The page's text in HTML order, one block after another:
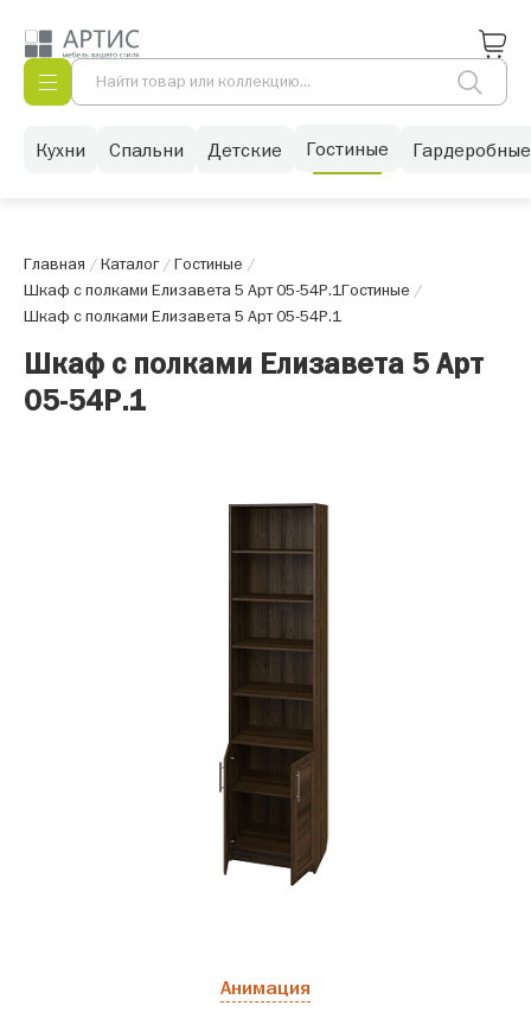
Кухни Спальни Детские Гостиные Гардеробные
Главная /Каталог/Гостиные /
Шкаф с полками Елизавета 5 Арт 05-54Р.1Гостиные /
Шкаф с полками Елизавета 5 Арт 05-54Р.1
Шкаф с полками Елизавета 5 Арт
05-54Р.1
Анимация